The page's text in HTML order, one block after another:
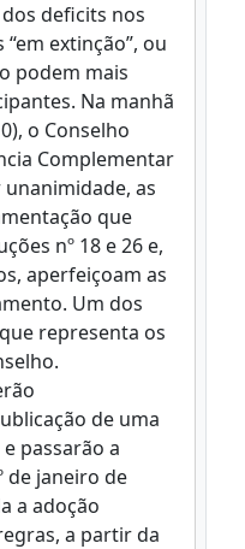
deficits nos
extinção”, ou
podem mais
Na manhã
o Conselho
Complementar
unanimidade, as
que
nº 18 e 26 e,
aperfeiçoam as
Um dos
representa os
de uma
passarão a
de janeiro de
a adoção
a partir da